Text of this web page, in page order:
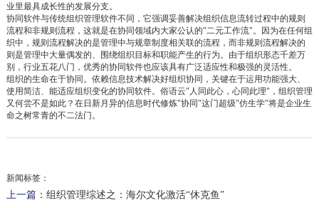
业里最具成长性的发展分支。
协同软件与传统组织管理软件不同，它强调妥善解决组织信息流转过程中的规则
流程和非规则流程，这就是在协同领域内大家公认的"二元工作流"。因为在任何组
织中，规则流程解决的是管理中与规章制度相关联的流程，而非规则流程解决的
则是管理中大量偶发的、围绕组织目标和职能产生的行为。由于组织形态千差万
别，行业五花八门，优秀的协同软件也应该具有广泛适应性和极强的灵活性。
组织的生命在于协同。依赖信息技术解决好组织协同，关键在于运用功能强大、
使用简洁、能适应组织变化的协同软件。俗语云"人同此心，心同此理"，组织管理
又何尝不是如此？在日新月异的信息时代修炼"协同"这门超级"仿生学"将是企业生
命之树常青的不二法门。
新闻标签：
上一篇： 组织管理综述之：海尔文化激活“休克鱼”